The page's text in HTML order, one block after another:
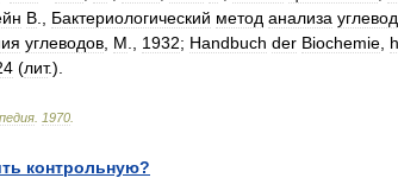
В Бактериологический метод анализа
углеводов М 1932; Handbuch der Biochemie
(лит.).
1970
контрольную?